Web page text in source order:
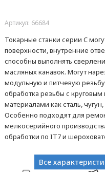
Артикул: 66684
Токарные станки серии C
поверхности, внутренние
способны выполнять
масляных канавок. Могут
модульную и питчевую
обработка резьбы с
материалами как сталь,
Особенно подходят для
мелкосерийного
обработки по IT7 и
Все